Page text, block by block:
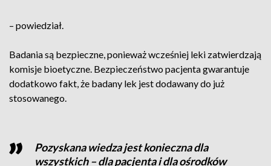
– powiedział.
Badania są bezpieczne, ponieważ wcześniej leki zatwierdzają
komisje bioetyczne. Bezpieczeństwo pacjenta gwarantuje
dodatkowo fakt, że badany lek jest dodawany do już
stosowanego.
Pozyskana wiedza jest konieczna dla
wszystkich – dla pacjenta i dla ośrodków